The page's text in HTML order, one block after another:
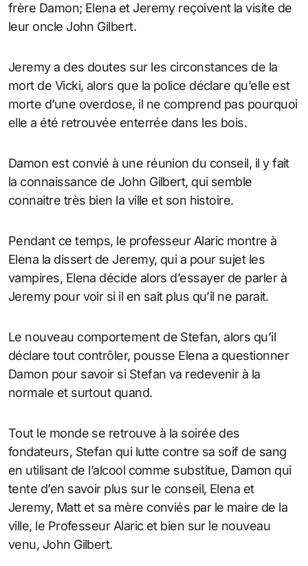
frère Damon; Elena et Jeremy reçoivent la visite de
leur oncle John Gilbert.
Jeremy a des doutes sur les circonstances de la
mort de Vicki, alors que la police déclare qu’elle est
morte d’une overdose, il ne comprend pas pourquoi
elle a été retrouvée enterrée dans les bois.
Damon est convié à une réunion du conseil, il y fait
la connaissance de John Gilbert, qui semble
connaitre très bien la ville et son histoire.
Pendant ce temps, le professeur Alaric montre à
Elena la dissert de Jeremy, qui a pour sujet les
vampires, Elena décide alors d’essayer de parler à
Jeremy pour voir si il en sait plus qu’il ne parait.
Le nouveau comportement de Stefan, alors qu’il
déclare tout contrôler, pousse Elena a questionner
Damon pour savoir si Stefan va redevenir à la
normale et surtout quand.
Tout le monde se retrouve à la soirée des
fondateurs, Stefan qui lutte contre sa soif de sang
en utilisant de l’alcool comme substitue, Damon qui
tente d’en savoir plus sur le conseil, Elena et
Jeremy, Matt et sa mère conviés par le maire de la
ville, le Professeur Alaric et bien sur le nouveau
venu, John Gilbert.